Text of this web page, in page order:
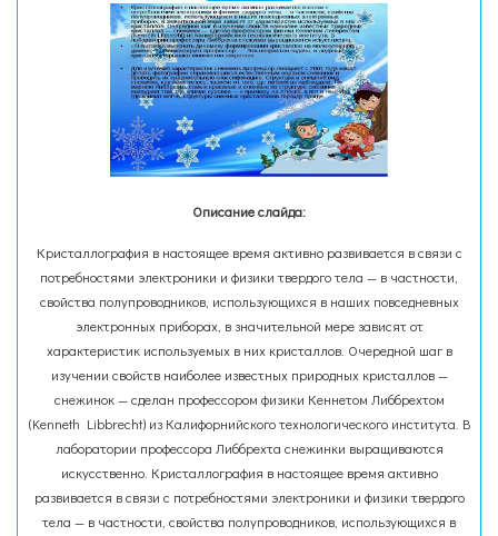
Описание слайда:
Кристаллография в настоящее время активно развивается в связи с
потребностями электроники и физики твердого тела — в частности,
свойства полупроводников, использующихся в наших повседневных
электронных приборах, в значительной мере зависят от
характеристик используемых в них кристаллов. Очередной шаг в
изучении свойств наиболее известных природных кристаллов —
снежинок — сделан профессором физики Кеннетом Либбрехтом
(Kenneth Libbrecht) из Калифорнийского технологического института. В
лаборатории профессора Либбрехта снежинки выращиваются
искусственно. Кристаллография в настоящее время активно
развивается в связи с потребностями электроники и физики твердого
тела — в частности, свойства полупроводников, использующихся в